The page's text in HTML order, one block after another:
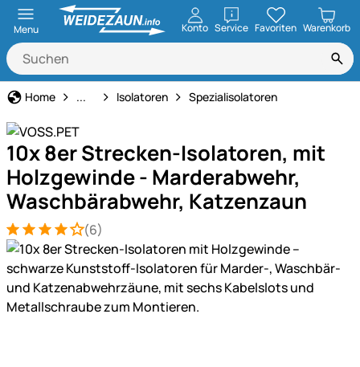
Menu Konto ServiceöffnenFavoriten Warenkorb
Home Weidezaun
... Isolatoren Spezialisolatoren
10x 8er Strecken-Isolatoren, mit
Holzgewinde - Marderabwehr,
Waschbärabwehr, Katzenzaun
Bewertung: 4 von 5 (6 Bewertungen)
6 Bewertungen
(6)
Produktgalerie